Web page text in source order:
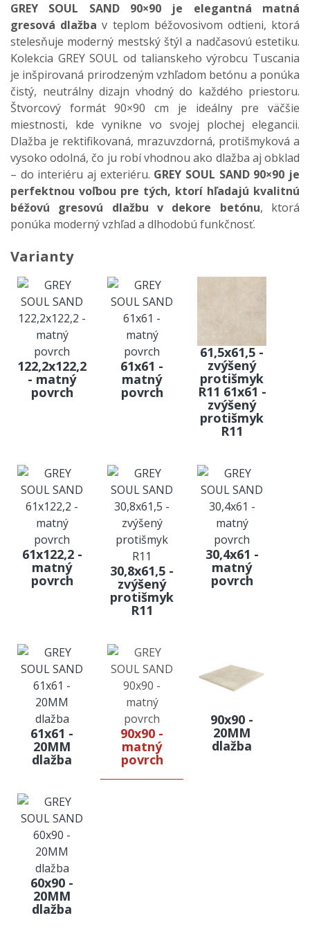
GREY SOUL SAND 90×90 je elegantná matná
gresová dlažba v teplom béžovosivom odtieni, ktorá
stelesňuje moderný mestský štýl a nadčasovú estetiku.
Kolekcia GREY SOUL od talianskeho výrobcu Tuscania
je inšpirovaná prirodzeným vzhľadom betónu a ponúka
čistý, neutrálny dizajn vhodný do každého priestoru.
Štvorcový formát 90×90 cm je ideálny pre väčšie
miestnosti, kde vynikne vo svojej plochej elegancii.
Dlažba je rektifikovaná, mrazuvzdorná, protišmyková a
vysoko odolná, čo ju robí vhodnou ako dlažba aj obklad
– do interiéru aj exteriéru. GREY SOUL SAND 90×90 je
perfektnou voľbou pre tých, ktorí hľadajú kvalitnú
béžovú gresovú dlažbu v dekore betónu, ktorá
ponúka moderný vzhľad a dlhodobú funkčnosť.
Varianty
122,2x122,2
- matný
povrch
61x61 -
matný
povrch
61,5x61,5 -
zvýšený
protišmyk
R11 61x61 -
zvýšený
protišmyk
R11
61x122,2 -
matný
povrch
30,8x61,5 -
zvýšený
protišmyk
R11
30,4x61 -
matný
povrch
61x61 -
20MM
dlažba
90x90 -
matný
povrch
90x90 -
20MM
dlažba
60x90 -
20MM
dlažba